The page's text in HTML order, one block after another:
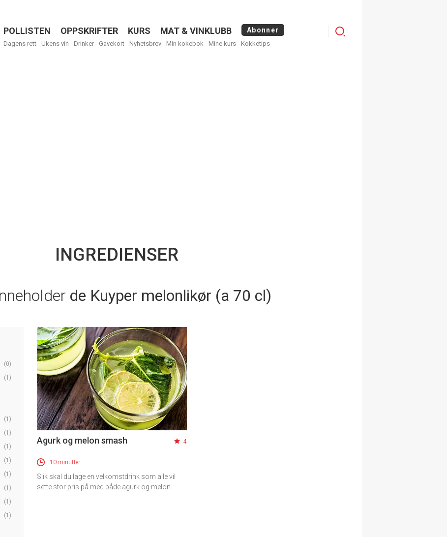
Menu
POLLISTEN OPPSKRIFTER KURS MAT & VINKLUBB Abonner
Dagens rett Ukens vin Drinker Gavekort Nyhetsbrev Min kokebok Mine kurs Kokketips
Logg
INGREDIENSER
de Kuyper melonlikør (a 70 cl)
(0)
(1)
(1)
(1)
(1)
(1)
(1)
(1)
(1)
(1)
Agurk og melon smash 4
10 minutter
Slik skal du lage en velkomstdrink som alle vil
sette stor pris på med både agurk og melon.